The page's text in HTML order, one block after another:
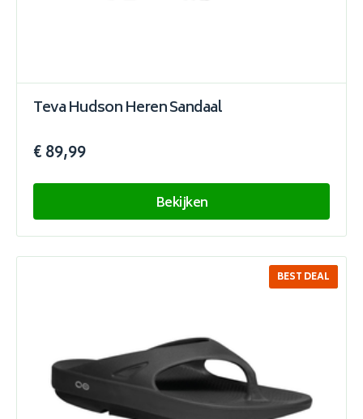
Teva Hudson Heren Sandaal
€ 89,99
Bekijken
SALE
BEST DEAL